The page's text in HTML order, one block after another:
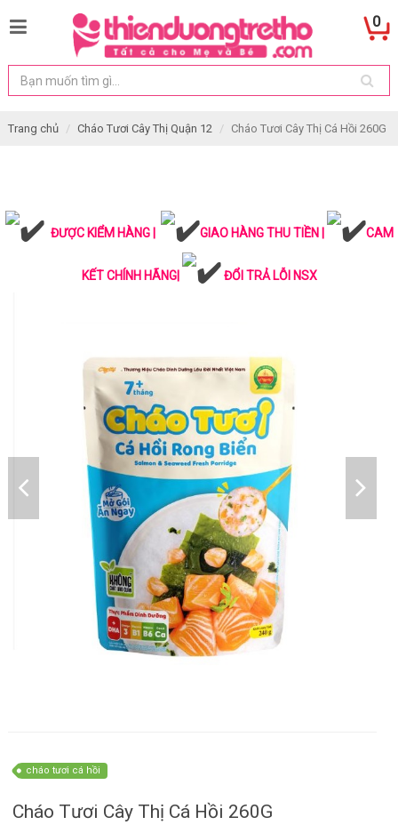
0
Trang chủ Cháo Tươi Cây Thị Quận 12 Cháo Tươi Cây Thị Cá Hồi 260G
ĐƯỢC KIỂM HÀNG | GIAO HÀNG THU TIỀN | CAM
KẾT CHÍNH HÃNG| ĐỔI TRẢ LỖI NSX
cháo tươi cá hồi
Cháo Tươi Cây Thị Cá Hồi 260G